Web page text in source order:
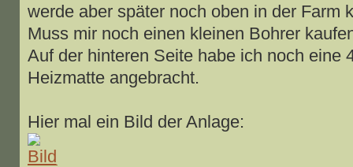
werde aber später noch oben in der Farm
Muss mir noch einen kleinen Bohrer
Auf der hinteren Seite habe ich noch eine
Heizmatte angebracht.
Hier mal ein Bild der Anlage: